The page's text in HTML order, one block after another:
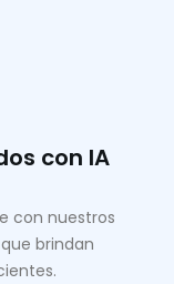
con IA
con nuestros
brindan